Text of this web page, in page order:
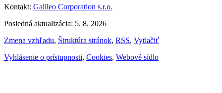
Kontakt: Galileo Corporation s.r.o.
Posledná aktualizácia: 5. 8. 2026
Zmena vzhľadu, Štruktúra stránok, RSS, Vytlačiť
Vyhlásenie o prístupnosti, Cookies, Webové sídlo